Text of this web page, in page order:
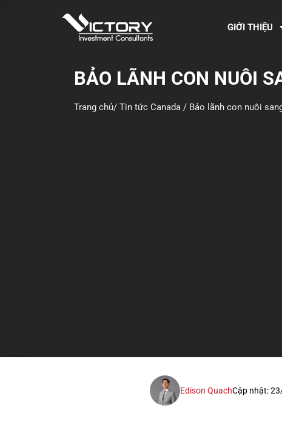
GIỚI THIỆU
BẢO LÃNH CON NUÔI
Trang chủ/ Tin tức Canada / Bảo lãnh con nuôi
Edison QuachCập nhật: